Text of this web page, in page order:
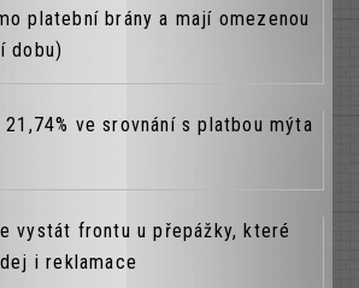
platební brány a mají omezenou
dobu)
ve srovnání s platbou mýta
vystát frontu u přepážky, které
i reklamace